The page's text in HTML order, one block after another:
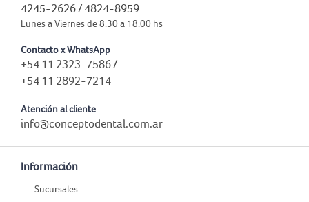
4245-2626 / 4824-8959
Lunes a Viernes de 8:30 a 18:00 hs
Contacto x WhatsApp
+54 11 2323-7586/
+54 11 2892-7214
Atención al cliente
info@conceptodental.com.ar
Información
Sucursales